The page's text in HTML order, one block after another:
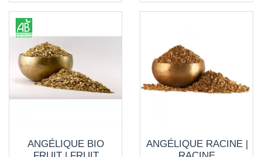
ANGÉLIQUE BIO
ANGÉLIQUE RACINE |